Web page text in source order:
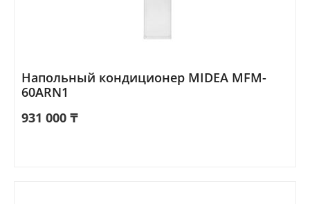
Напольный кондиционер MIDEA MFM-
60ARN1
931 000 ₸